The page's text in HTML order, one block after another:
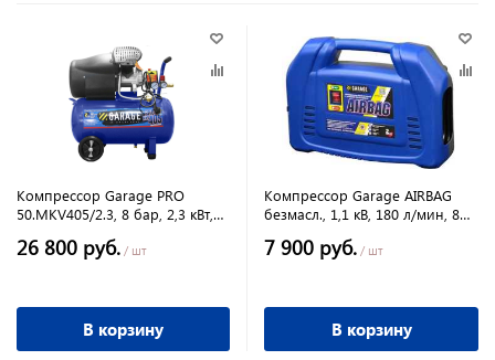
Компрессор Garage PRO
50.MKV405/2.3, 8 бар, 2,3 кВт,
26 800 руб. / шт
В корзину
Компрессор Garage AIRBAG
безмасл., 1,1 кВ, 180 л/мин, 8
7 900 руб. / шт
В корзину